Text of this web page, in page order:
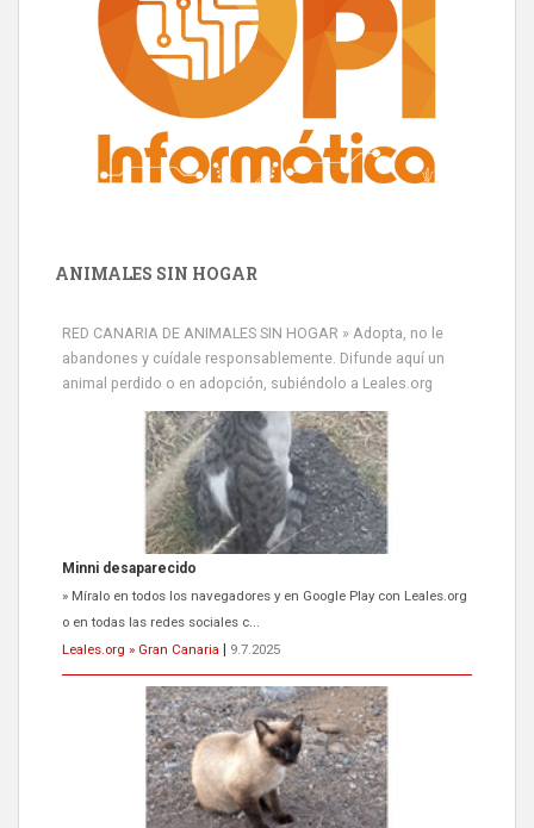
ANIMALES SIN HOGAR
RED CANARIA DE ANIMALES SIN HOGAR » Adopta, no le
abandones y cuídale responsablemente. Difunde aquí un
animal perdido o en adopción, subiéndolo a Leales.org
Minni desaparecido
» Míralo en todos los navegadores y en Google Play con Leales.org
o en todas las redes sociales c...
Leales.org » Gran Canaria
9.7.2025